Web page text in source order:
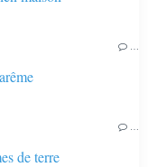
de terre